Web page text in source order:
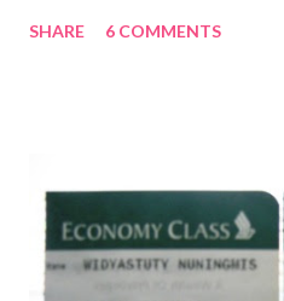
memberikan potongan kepada
600ribu. Masih di bulan yang
rekening BRI sebesar Rp
Pada bulan berikutnya, saya
SHARE 6 COMMENTS